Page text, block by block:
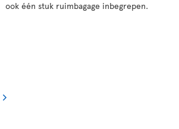
ook één stuk ruimbagage inbegrepen.